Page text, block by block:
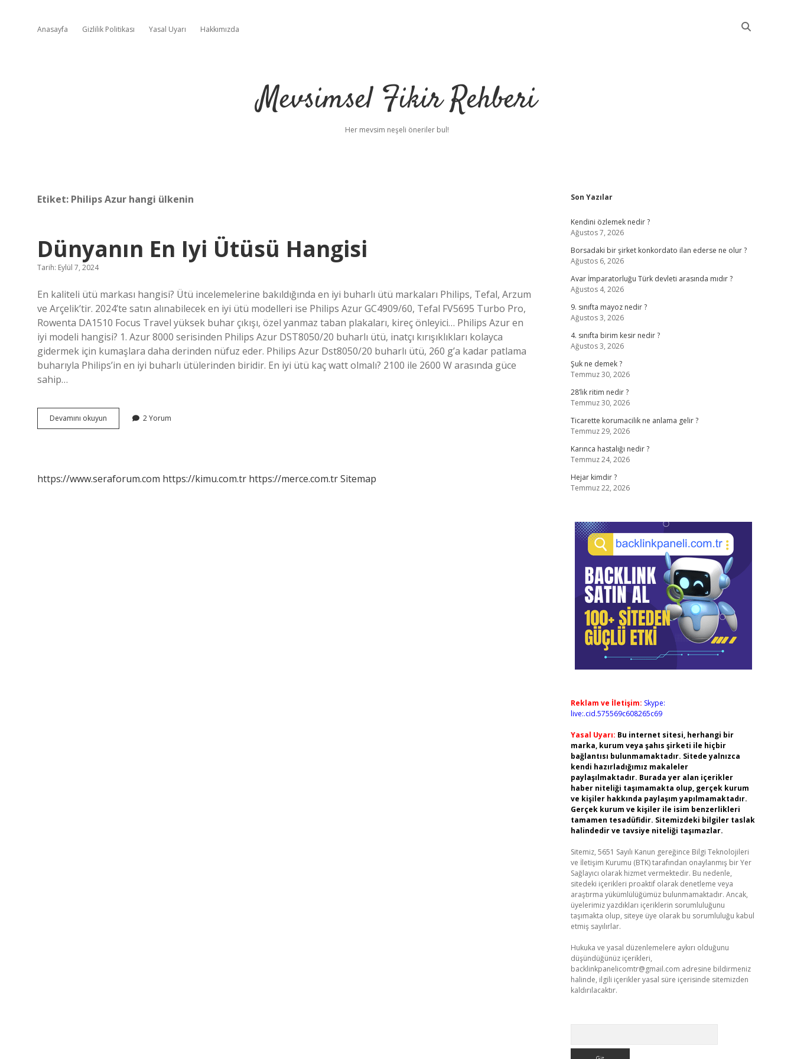
Anasayfa Gizlilik Politikası Yasal Uyarı Hakkımızda
Mevsimsel Fikir Rehberi
Her mevsim neşeli öneriler bul!
Etiket: Philips Azur hangi ülkenin
Dünyanın En Iyi Ütüsü Hangisi
Tarih: Eylül 7, 2024
En kaliteli ütü markası hangisi? Ütü incelemelerine bakıldığında en iyi buharlı ütü markaları Philips, Tefal, Arzum
ve Arçelik’tir. 2024’te satın alınabilecek en iyi ütü modelleri ise Philips Azur GC4909/60, Tefal FV5695 Turbo Pro,
Rowenta DA1510 Focus Travel yüksek buhar çıkışı, özel yanmaz taban plakaları, kireç önleyici… Philips Azur en
iyi modeli hangisi? 1. Azur 8000 serisinden Philips Azur DST8050/20 buharlı ütü, inatçı kırışıklıkları kolayca
gidermek için kumaşlara daha derinden nüfuz eder. Philips Azur Dst8050/20 buharlı ütü, 260 g’a kadar patlama
buharıyla Philips’in en iyi buharlı ütülerinden biridir. En iyi ütü kaç watt olmalı? 2100 ile 2600 W arasında güce
sahip…
Devamını okuyun Dünyanın
En
2 Yorum
https://www.seraforum.com https://kimu.com.tr https://merce.com.trSitemap
Sidebar
Son Yazılar
Kendini özlemek nedir ?
Ağustos 7, 2026
Borsadaki bir şirket konkordato ilan ederse ne olur ?
Ağustos 6, 2026
Avar İmparatorluğu Türk devleti arasında mıdır ?
Ağustos 4, 2026
9. sınıfta mayoz nedir ?
Ağustos 3, 2026
4. sınıfta birim kesir nedir ?
Ağustos 3, 2026
Şuk ne demek ?
Temmuz 30, 2026
28’lik ritim nedir ?
Temmuz 30, 2026
Ticarette korumacilik ne anlama gelir ?
Temmuz 29, 2026
Karınca hastalığı nedir ?
Temmuz 24, 2026
Hejar kimdir ?
Temmuz 22, 2026
Reklam ve İletişim: Skype:
live:.cid.575569c608265c69
Yasal Uyarı: Bu internet sitesi, herhangi bir
marka, kurum veya şahıs şirketi ile hiçbir
bağlantısı bulunmamaktadır. Sitede yalnızca
kendi hazırladığımız makaleler
paylaşılmaktadır. Burada yer alan içerikler
haber niteliği taşımamakta olup, gerçek kurum
ve kişiler hakkında paylaşım yapılmamaktadır.
Gerçek kurum ve kişiler ile isim benzerlikleri
tamamen tesadüfidir. Sitemizdeki bilgiler taslak
halindedir ve tavsiye niteliği taşımazlar.
Sitemiz, 5651 Sayılı Kanun gereğince Bilgi Teknolojileri
ve İletişim Kurumu (BTK) tarafından onaylanmış bir Yer
Sağlayıcı olarak hizmet vermektedir. Bu nedenle,
sitedeki içerikleri proaktif olarak denetleme veya
araştırma yükümlülüğümüz bulunmamaktadır. Ancak,
üyelerimiz yazdıkları içeriklerin sorumluluğunu
taşımakta olup, siteye üye olarak bu sorumluluğu kabul
etmiş sayılırlar.
Hukuka ve yasal düzenlemelere aykırı olduğunu
düşündüğünüz içerikleri,
backlinkpanelicomtr@gmail.com adresine bildirmeniz
halinde, ilgili içerikler yasal süre içerisinde sitemizden
kaldırılacaktır.